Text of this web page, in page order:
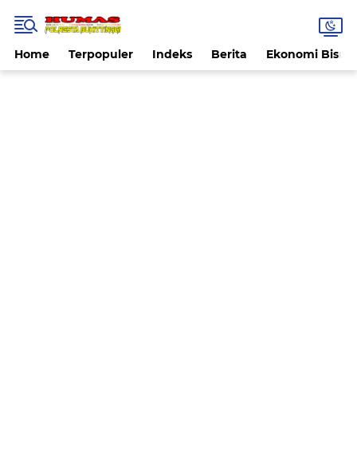
Home Terpopuler Indeks Berita Ekonomi Bisnis